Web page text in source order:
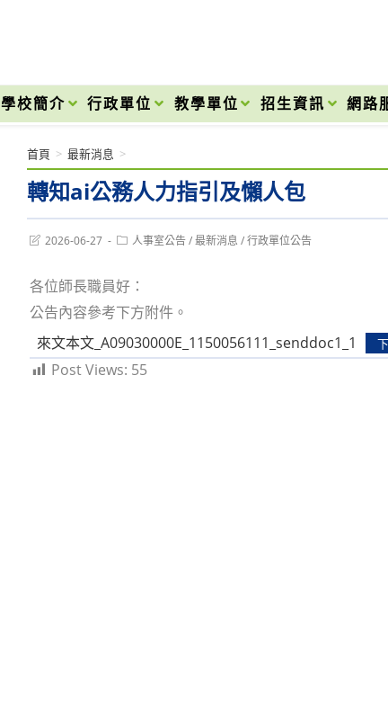
學校簡介 行政單位 教學單位 招生資訊 網路
轉知ai公務人力指引及懶人包
首頁 > 最新消息 >
Post2026-06-27
Post人事室公告 / 最新消息 / 行政單位公告
各位師長職員好：
公告內容參考下方附件。
來文本文_A09030000E_1150056111_senddoc1_1
Post Views: 55